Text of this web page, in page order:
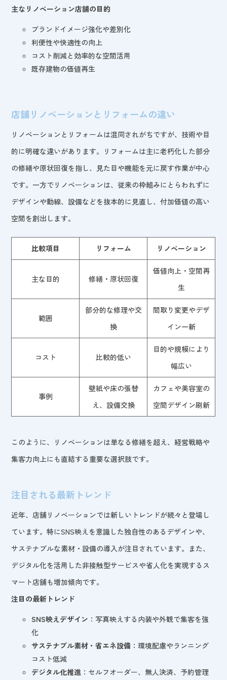
主なリノベーション店舗の目的
ブランドイメージ強化や差別化
利便性や快適性の向上
コスト削減と効率的な空間活用
既存建物の価値再生
店舗リノベーションとリフォームの違い
リノベーションとリフォームは混同されがちですが、技術や目
的に明確な違いがあります。リフォームは主に老朽化した部分
の修繕や原状回復を指し、見た目や機能を元に戻す作業が中心
です。一方でリノベーションは、従来の枠組みにとらわれずに
デザインや動線、設備などを抜本的に見直し、付加価値の高い
空間を創出します。
比較項目 リフォーム リノベーション
主な目的 修繕・原状回復
価値向上・空間再
生
範囲
部分的な修理や交
換
間取り変更やデザ
イン一新
コスト 比較的低い
目的や規模により
幅広い
事例
壁紙や床の張替
え、設備交換
カフェや美容室の
空間デザイン刷新
このように、リノベーションは単なる修繕を超え、経営戦略や
集客力向上にも直結する重要な選択肢です。
注目される最新トレンド
近年、店舗リノベーションでは新しいトレンドが続々と登場し
ています。特にSNS映えを意識した独自性のあるデザインや、
サステナブルな素材・設備の導入が注目されています。また、
デジタル化を活用した非接触型サービスや省人化を実現するス
マート店舗も増加傾向です。
注目の最新トレンド
SNS映えデザイン ：写真映えする内装や外観で集客を強
化
サステナブル素材・省エネ設備 ：環境配慮やランニング
コスト低減
デジタル化推進 ：セルフオーダー、無人決済、予約管理